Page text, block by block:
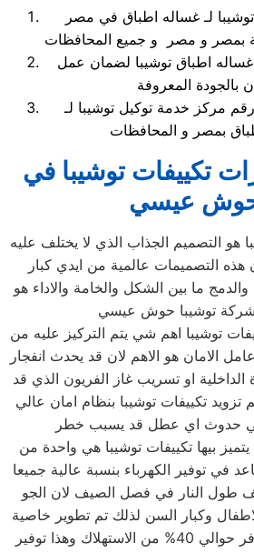
لـ غساله اطباق في مصر
غساله اطباق توشيبا لضمان عمل
بالجودة المعروفة
مركز خدمة توكيل توشيبا لـ
تكييفات توشيبا في
عيسي
هو التصميم الجذاب الذي لا يختلف عليه
هذه التصميمات عالمية من ايدي كبار
ما بين الشكل والخامة والاداء هو
توشيبا حوش عيسي
توشيبا اهم شي يتم التركيز عليه من
الامان هو الاهم لان قد يحدث انفجار
او تسريب غاز الفريون الذي قد
تكييفات توشيبا بنظام امان عالي
حدوث اي عطل قد يسبب خطر
يتميز بيها تكييفات توشيبا هي واحدة من
في توفير الكهرباء بنسبة عالية جميعا
طول النار في فصل الصيف لان الجو
وكبار السن لذلك تم تطوير خاصية
الانفرتر كي تقوم بتوفر حوالي 40% من الاستهلاك وهذا توفير